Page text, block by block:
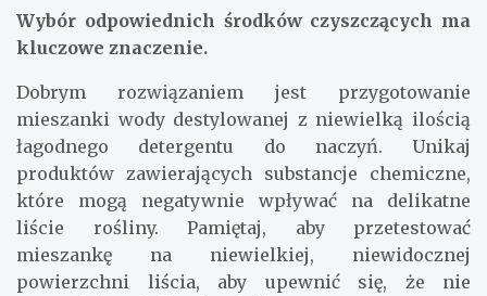
Wybór odpowiednich środków czyszczących ma
kluczowe znaczenie.
Dobrym rozwiązaniem jest przygotowanie
mieszanki wody destylowanej z niewielką ilością
łagodnego detergentu do naczyń. Unikaj
produktów zawierających substancje chemiczne,
które mogą negatywnie wpływać na delikatne
liście rośliny. Pamiętaj, aby przetestować
mieszankę na niewielkiej, niewidocznej
powierzchni liścia, aby upewnić się, że nie